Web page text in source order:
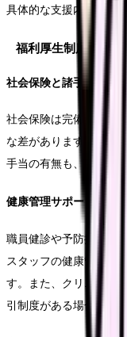
具体的な支援内容を確
福利厚生制度
社会保険と諸手当
社会保険は完備が基本
な差があります。交通
手当の有無も、実質的
健康管理サポート
職員健診や予防接種の
スタッフの健康管理に
す。また、クリニック
引制度がある場合もあり